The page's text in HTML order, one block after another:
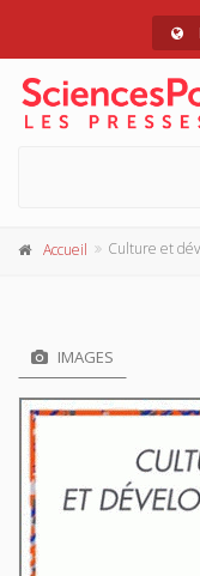
Accueil Culture et
IMAGES